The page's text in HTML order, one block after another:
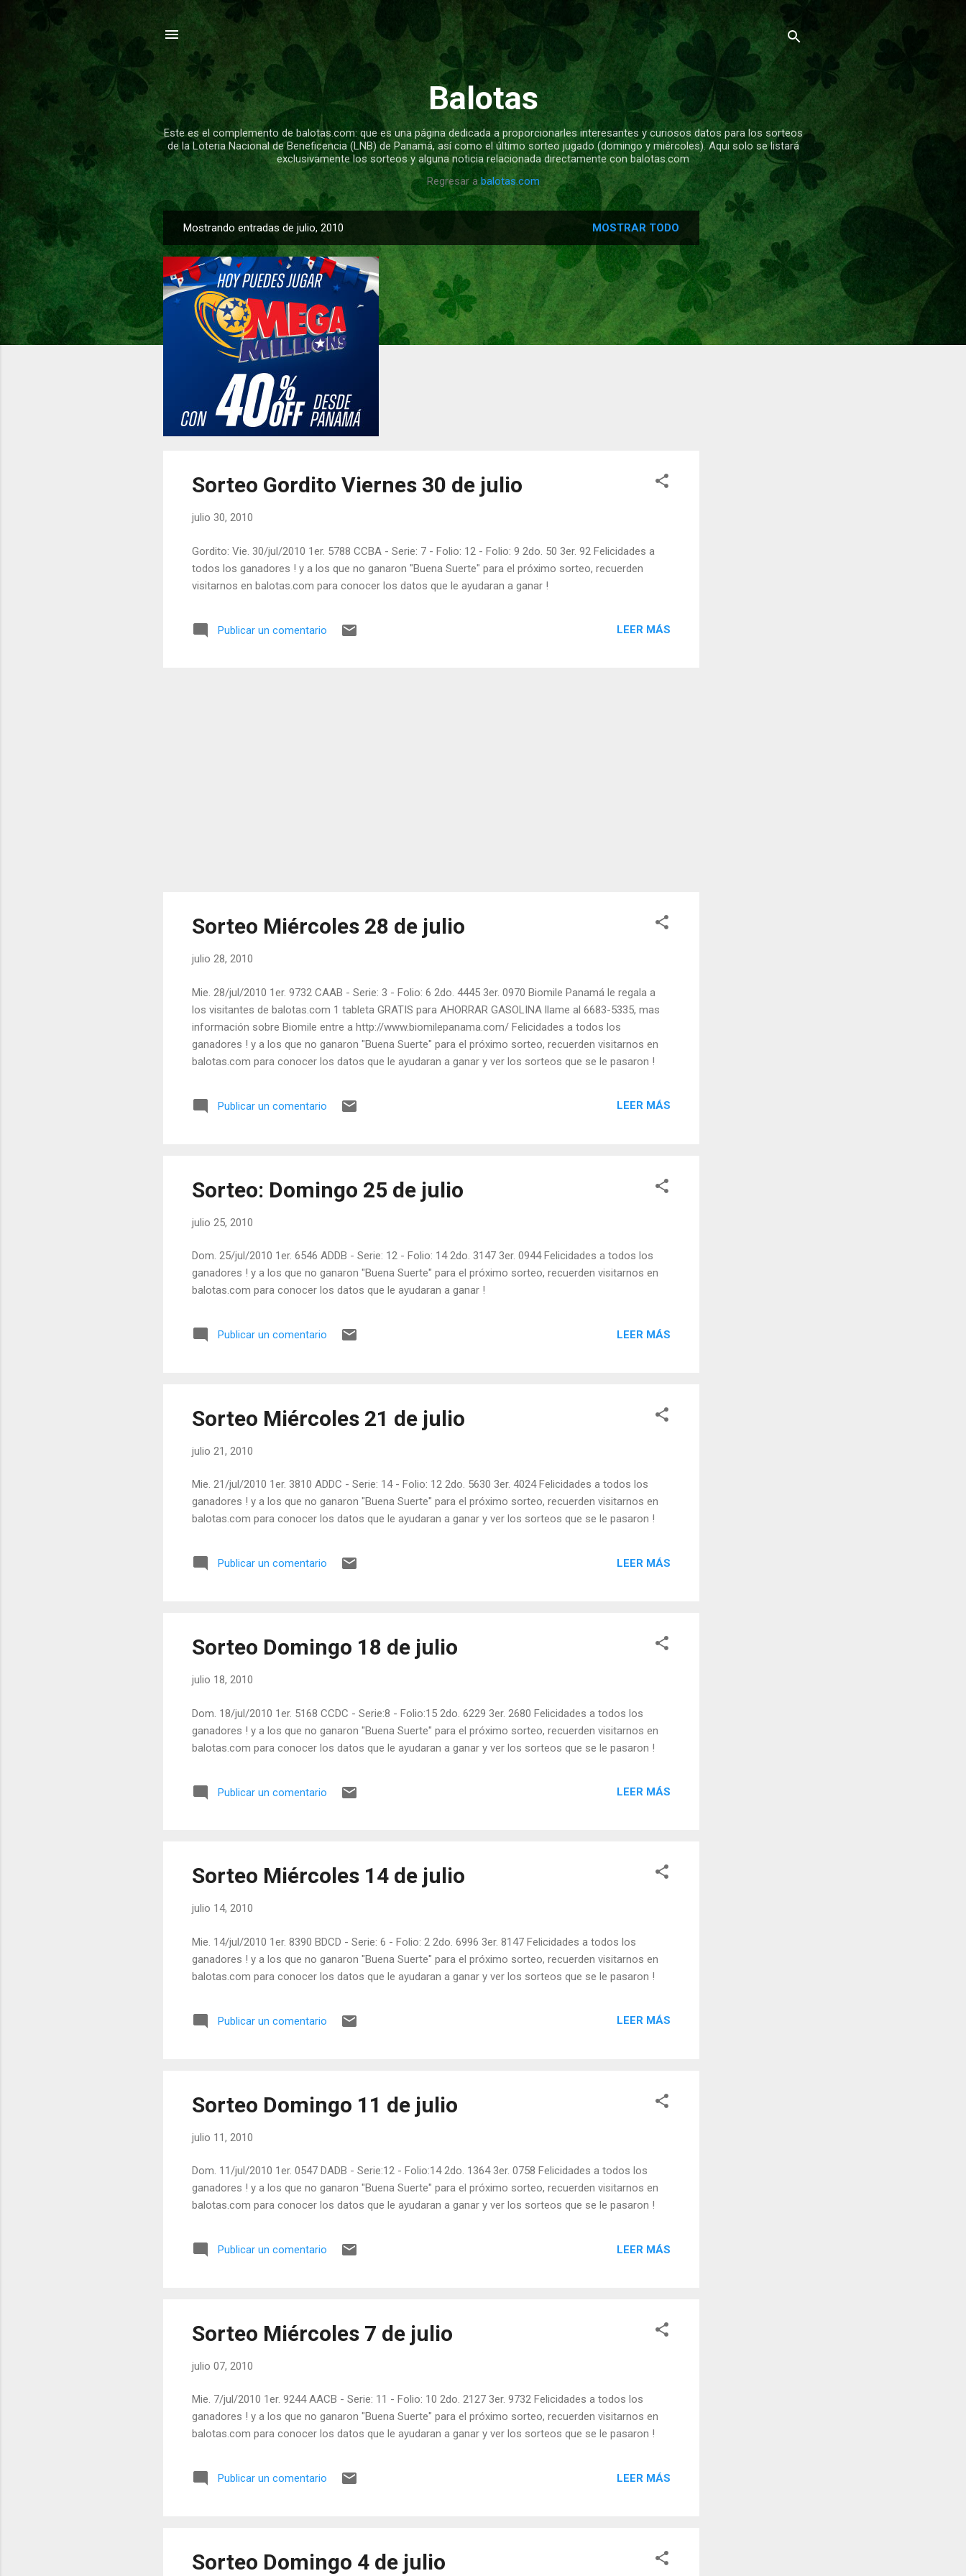
Ir al contenido principal
Balotas
Este es el complemento de balotas.com: que es una página dedicada a proporcionarles interesantes y curiosos datos para los sorteos
de la Loteria Nacional de Beneficencia (LNB) de Panamá, así como el último sorteo jugado (domingo y miércoles). Aqui solo se listará
exclusivamente los sorteos y alguna noticia relacionada directamente con balotas.com
Regresar abalotas.com
n
t
r
a
Mostrando entradas de julio, 2010 MOSTRAR TODO
Sorteo Gordito Viernes 30 de julio
julio 30, 2010
Gordito: Vie. 30/jul/2010 1er. 5788 CCBA - Serie: 7 - Folio: 12 - Folio: 9 2do. 50 3er. 92 Felicidades a
todos los ganadores ! y a los que no ganaron "Buena Suerte" para el próximo sorteo, recuerden
visitarnos en balotas.com para conocer los datos que le ayudaran a ganar !
Publicar un comentario LEER MÁS
Sorteo Miércoles 28 de julio
julio 28, 2010
Mie. 28/jul/2010 1er. 9732 CAAB - Serie: 3 - Folio: 6 2do. 4445 3er. 0970 Biomile Panamá le regala a
los visitantes de balotas.com 1 tableta GRATIS para AHORRAR GASOLINA llame al 6683-5335, mas
información sobre Biomile entre a http://www.biomilepanama.com/ Felicidades a todos los
ganadores ! y a los que no ganaron "Buena Suerte" para el próximo sorteo, recuerden visitarnos en
balotas.com para conocer los datos que le ayudaran a ganar y ver los sorteos que se le pasaron !
Publicar un comentario LEER MÁS
Sorteo: Domingo 25 de julio
julio 25, 2010
Dom. 25/jul/2010 1er. 6546 ADDB - Serie: 12 - Folio: 14 2do. 3147 3er. 0944 Felicidades a todos los
ganadores ! y a los que no ganaron "Buena Suerte" para el próximo sorteo, recuerden visitarnos en
balotas.com para conocer los datos que le ayudaran a ganar !
Publicar un comentario LEER MÁS
Sorteo Miércoles 21 de julio
julio 21, 2010
Mie. 21/jul/2010 1er. 3810 ADDC - Serie: 14 - Folio: 12 2do. 5630 3er. 4024 Felicidades a todos los
ganadores ! y a los que no ganaron "Buena Suerte" para el próximo sorteo, recuerden visitarnos en
balotas.com para conocer los datos que le ayudaran a ganar y ver los sorteos que se le pasaron !
Publicar un comentario LEER MÁS
Sorteo Domingo 18 de julio
julio 18, 2010
Dom. 18/jul/2010 1er. 5168 CCDC - Serie:8 - Folio:15 2do. 6229 3er. 2680 Felicidades a todos los
ganadores ! y a los que no ganaron "Buena Suerte" para el próximo sorteo, recuerden visitarnos en
balotas.com para conocer los datos que le ayudaran a ganar y ver los sorteos que se le pasaron !
Publicar un comentario LEER MÁS
Sorteo Miércoles 14 de julio
julio 14, 2010
Mie. 14/jul/2010 1er. 8390 BDCD - Serie: 6 - Folio: 2 2do. 6996 3er. 8147 Felicidades a todos los
ganadores ! y a los que no ganaron "Buena Suerte" para el próximo sorteo, recuerden visitarnos en
balotas.com para conocer los datos que le ayudaran a ganar y ver los sorteos que se le pasaron !
Publicar un comentario LEER MÁS
Sorteo Domingo 11 de julio
julio 11, 2010
Dom. 11/jul/2010 1er. 0547 DADB - Serie:12 - Folio:14 2do. 1364 3er. 0758 Felicidades a todos los
ganadores ! y a los que no ganaron "Buena Suerte" para el próximo sorteo, recuerden visitarnos en
balotas.com para conocer los datos que le ayudaran a ganar y ver los sorteos que se le pasaron !
Publicar un comentario LEER MÁS
Sorteo Miércoles 7 de julio
julio 07, 2010
Mie. 7/jul/2010 1er. 9244 AACB - Serie: 11 - Folio: 10 2do. 2127 3er. 9732 Felicidades a todos los
ganadores ! y a los que no ganaron "Buena Suerte" para el próximo sorteo, recuerden visitarnos en
balotas.com para conocer los datos que le ayudaran a ganar y ver los sorteos que se le pasaron !
Publicar un comentario LEER MÁS
Sorteo Domingo 4 de julio